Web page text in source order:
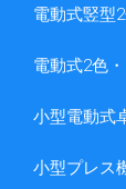
電動式竪型
電動式2色
小型電動式
小型プレス